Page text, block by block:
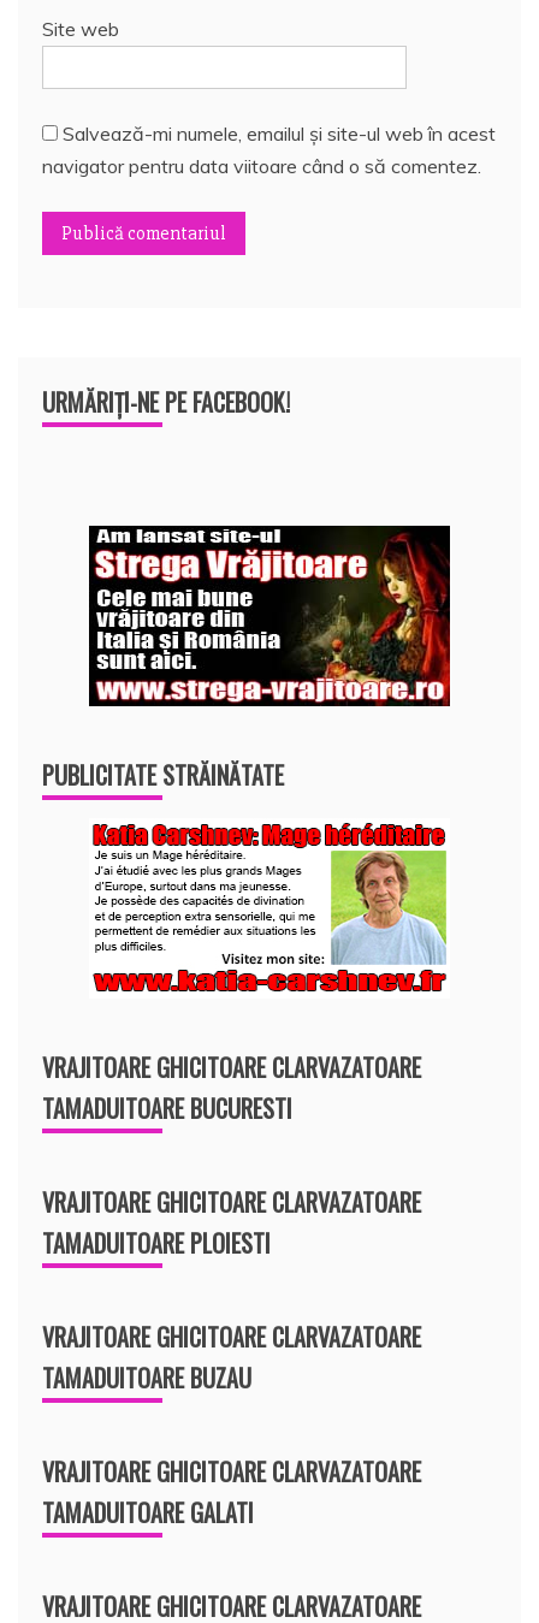
Site web
Salvează-mi numele, emailul și site-ul web în acest
navigator pentru data viitoare când o să comentez.
URMĂRIȚI-NE PE FACEBOOK!
PUBLICITATE STRĂINĂTATE
VRAJITOARE GHICITOARE CLARVAZATOARE
TAMADUITOARE BUCURESTI
VRAJITOARE GHICITOARE CLARVAZATOARE
TAMADUITOARE PLOIESTI
VRAJITOARE GHICITOARE CLARVAZATOARE
TAMADUITOARE BUZAU
VRAJITOARE GHICITOARE CLARVAZATOARE
TAMADUITOARE GALATI
VRAJITOARE GHICITOARE CLARVAZATOARE